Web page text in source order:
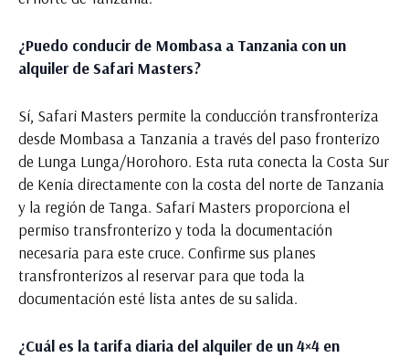
¿Puedo conducir de Mombasa a Tanzania con un
alquiler de Safari Masters?
Sí, Safari Masters permite la conducción transfronteriza
desde Mombasa a Tanzania a través del paso fronterizo
de Lunga Lunga/Horohoro. Esta ruta conecta la Costa Sur
de Kenia directamente con la costa del norte de Tanzania
y la región de Tanga. Safari Masters proporciona el
permiso transfronterizo y toda la documentación
necesaria para este cruce. Confirme sus planes
transfronterizos al reservar para que toda la
documentación esté lista antes de su salida.
¿Cuál es la tarifa diaria del alquiler de un 4×4 en